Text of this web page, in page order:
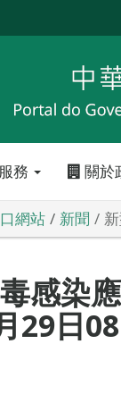
務 關於
網站 新聞
感染
29日